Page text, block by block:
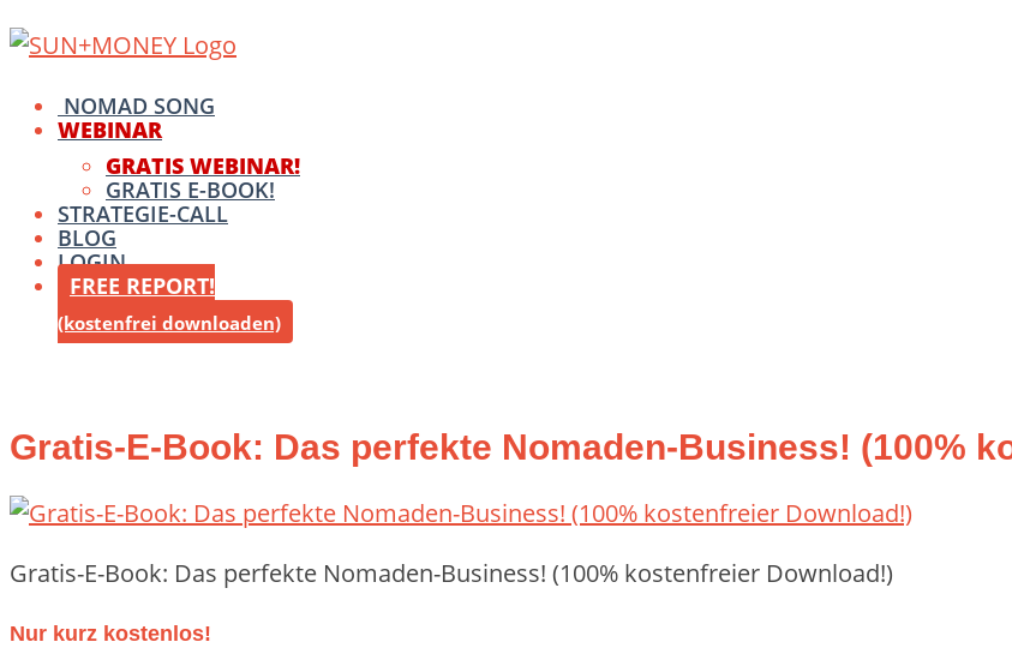
Skip
to
content
Home
MenuNOMAD SONG
WEBINAR
GRATIS WEBINAR!
GRATIS E-BOOK!
STRATEGIE-CALL
BLOG
LOGIN
FREE REPORT!
(kostenfrei downloaden)
Gratis-E-Book: Das perfekte Nomaden-Business! (100%
Gratis-E-Book: Das perfekte Nomaden-Business! (100% kostenfreier Download!)
Nur kurz kostenlos!